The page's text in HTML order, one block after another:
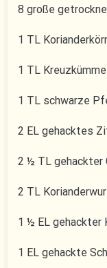
8 große
1 TL
1 TL
1 TL schwarze
2 EL gehacktes
2 ½ TL gehackter
2 TL
1 ½ EL gehackter
1 EL gehackte